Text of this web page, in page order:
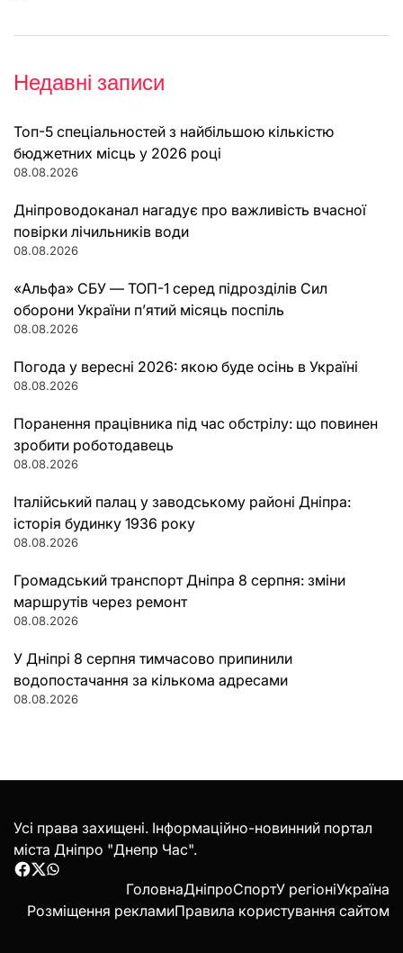
Недавні записи
Топ-5 спеціальностей з найбільшою кількістю
бюджетних місць у 2026 році
08.08.2026
Дніпроводоканал нагадує про важливість вчасної
повірки лічильників води
08.08.2026
«Альфа» СБУ — ТОП-1 серед підрозділів Сил
оборони України п’ятий місяць поспіль
08.08.2026
Погода у вересні 2026: якою буде осінь в Україні
08.08.2026
Поранення працівника під час обстрілу: що повинен
зробити роботодавець
08.08.2026
Італійський палац у заводському районі Дніпра:
історія будинку 1936 року
08.08.2026
Громадський транспорт Дніпра 8 серпня: зміни
маршрутів через ремонт
08.08.2026
У Дніпрі 8 серпня тимчасово припинили
водопостачання за кількома адресами
08.08.2026
Усі права захищені. Інформаційно-новинний портал
міста Дніпро "Днепр Час".
Facebook
Twitter
WhatsApp
ГоловнаДніпроСпортУ регіоніУкраїна
Розміщення рекламиПравила користування сайтом